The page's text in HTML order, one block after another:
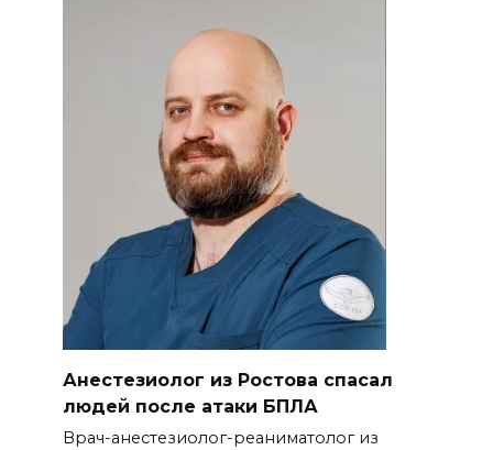
Анестезиолог из Ростова спасал
людей после атаки БПЛА
Врач-анестезиолог-реаниматолог из